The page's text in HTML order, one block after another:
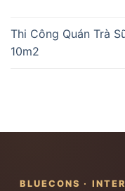
Thi Công Quán Trà
10m2
BLUECONS ·